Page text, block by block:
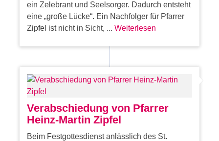
ein Zelebrant und Seelsorger. Dadurch entsteht
eine „große Lücke“. Ein Nachfolger für Pfarrer
Zipfel ist nicht in Sicht, ...Weiterlesen
Verabschiedung von Pfarrer
Heinz-Martin Zipfel
Beim Festgottesdienst anlässlich des St.